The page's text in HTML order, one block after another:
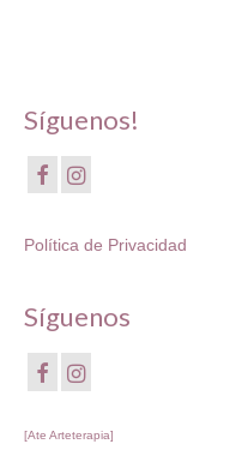
Síguenos!
Política de Privacidad
Síguenos
[Ate Arteterapia]